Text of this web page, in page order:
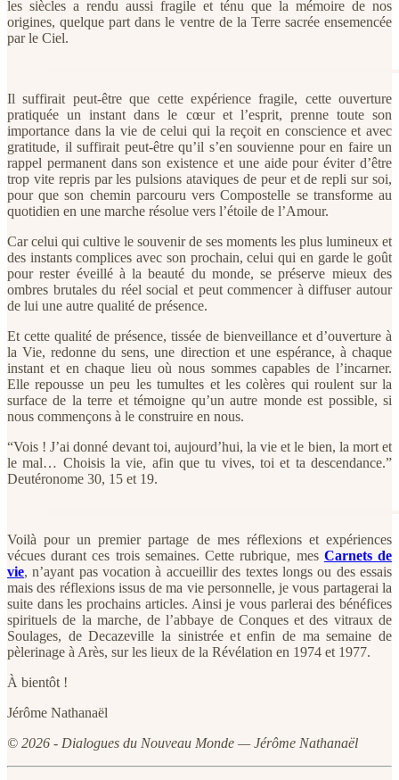
les siècles a rendu aussi fragile et ténu que la mémoire de nos
origines, quelque part dans le ventre de la Terre sacrée ensemencée
par le Ciel.
Il suffirait peut-être que cette expérience fragile, cette ouverture
pratiquée un instant dans le cœur et l’esprit, prenne toute son
importance dans la vie de celui qui la reçoit en conscience et avec
gratitude, il suffirait peut-être qu’il s’en souvienne pour en faire un
rappel permanent dans son existence et une aide pour éviter d’être
trop vite repris par les pulsions ataviques de peur et de repli sur soi,
pour que son chemin parcouru vers Compostelle se transforme au
quotidien en une marche résolue vers l’étoile de l’Amour.
Car celui qui cultive le souvenir de ses moments les plus lumineux et
des instants complices avec son prochain, celui qui en garde le goût
pour rester éveillé à la beauté du monde, se préserve mieux des
ombres brutales du réel social et peut commencer à diffuser autour
de lui une autre qualité de présence.
Et cette qualité de présence, tissée de bienveillance et d’ouverture à
la Vie, redonne du sens, une direction et une espérance, à chaque
instant et en chaque lieu où nous sommes capables de l’incarner.
Elle repousse un peu les tumultes et les colères qui roulent sur la
surface de la terre et témoigne qu’un autre monde est possible, si
nous commençons à le construire en nous.
“Vois ! J’ai donné devant toi, aujourd’hui, la vie et le bien, la mort et
le mal… Choisis la vie, afin que tu vives, toi et ta descendance.”
Deutéronome 30, 15 et 19.
Voilà pour un premier partage de mes réflexions et expériences
vécues durant ces trois semaines. Cette rubrique, mes Carnets de
vie, n’ayant pas vocation à accueillir des textes longs ou des essais
mais des réflexions issus de ma vie personnelle, je vous partagerai la
suite dans les prochains articles. Ainsi je vous parlerai des bénéfices
spirituels de la marche, de l’abbaye de Conques et des vitraux de
Soulages, de Decazeville la sinistrée et enfin de ma semaine de
pèlerinage à Arès, sur les lieux de la Révélation en 1974 et 1977.
À bientôt !
Jérôme Nathanaël
© 2026 - Dialogues du Nouveau Monde — Jérôme Nathanaël